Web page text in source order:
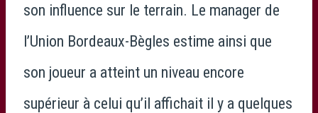
son influence sur le terrain. Le manager de
l’Union Bordeaux-Bègles estime ainsi que
son joueur a atteint un niveau encore
supérieur à celui qu’il affichait il y a quelques